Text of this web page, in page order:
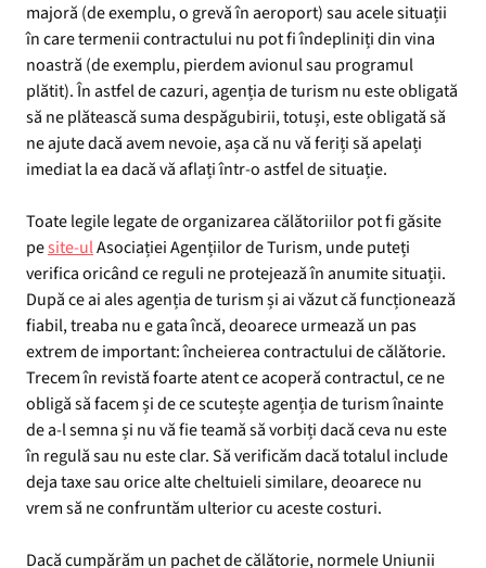
majoră (de exemplu, o grevă în aeroport) sau acele situații
în care termenii contractului nu pot fi îndepliniți din vina
noastră (de exemplu, pierdem avionul sau programul
plătit). În astfel de cazuri, agenția de turism nu este obligată
să ne plătească suma despăgubirii, totuși, este obligată să
ne ajute dacă avem nevoie, așa că nu vă feriți să apelați
imediat la ea dacă vă aflați într-o astfel de situație.
Toate legile legate de organizarea călătoriilor pot fi găsite
pesite-ulAsociației Agențiilor de Turism, unde puteți
verifica oricând ce reguli ne protejează în anumite situații.
După ce ai ales agenția de turism și ai văzut că funcționează
fiabil, treaba nu e gata încă, deoarece urmează un pas
extrem de important: încheierea contractului de călătorie.
Trecem în revistă foarte atent ce acoperă contractul, ce ne
obligă să facem și de ce scutește agenția de turism înainte
de a-l semna și nu vă fie teamă să vorbiți dacă ceva nu este
în regulă sau nu este clar. Să verificăm dacă totalul include
deja taxe sau orice alte cheltuieli similare, deoarece nu
vrem să ne confruntăm ulterior cu aceste costuri.
Dacă cumpărăm un pachet de călătorie, normele Uniunii